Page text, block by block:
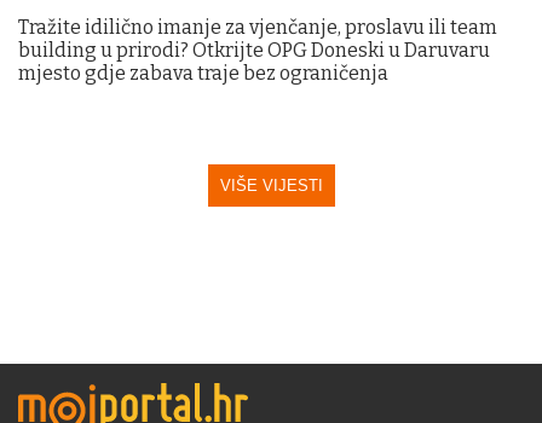
Tražite idilično imanje za vjenčanje, proslavu ili team
building u prirodi? Otkrijte OPG Doneski u Daruvaru
mjesto gdje zabava traje bez ograničenja
VIŠE VIJESTI